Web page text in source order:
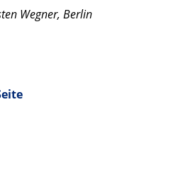
Wegner, Berlin